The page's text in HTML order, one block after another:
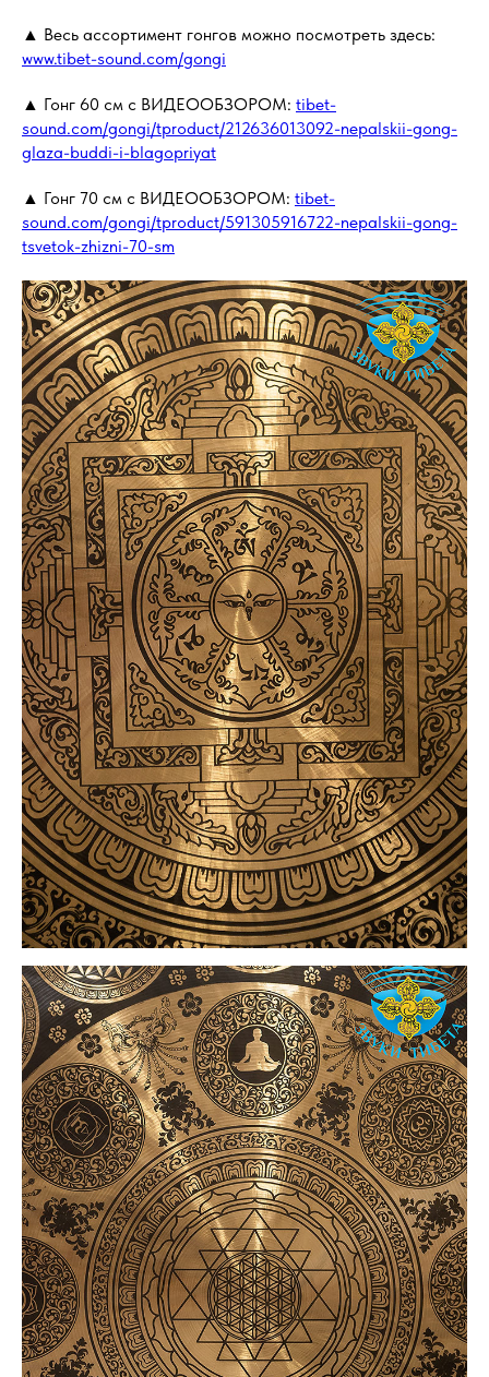
▲ Весь ассортимент гонгов можно посмотреть здесь:
www.tibet-sound.com/gongi
▲ Гонг 60 см с ВИДЕООБЗОРОМ: tibet-
sound.com/gongi/tproduct/212636013092-nepalskii-gong-
glaza-buddi-i-blagopriyat
▲ Гонг 70 см с ВИДЕООБЗОРОМ: tibet-
sound.com/gongi/tproduct/591305916722-nepalskii-gong-
tsvetok-zhizni-70-sm